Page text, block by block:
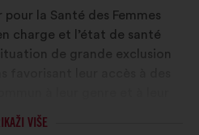
LA
SANTÉ
pour la Santé des Femmes
charge et l’état de santé
de grande exclusion
VIŠE